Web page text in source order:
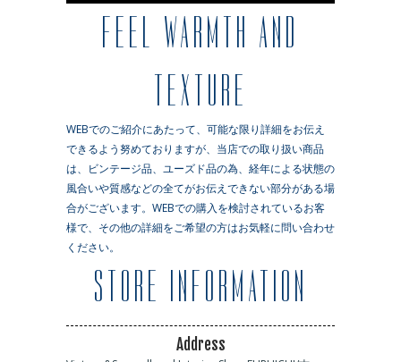
FEEL WARMTH AND
TEXTURE
WEBでのご紹介にあたって、可能な限り詳細をお伝え
できるよう努めておりますが、当店での取り扱い商品
は、ビンテージ品、ユーズド品の為、経年による状態の
風合いや質感などの全てがお伝えできない部分がある場
合がございます。WEBでの購入を検討されているお客
様で、その他の詳細をご希望の方はお気軽に問い合わせ
ください。
STORE INFORMATION
Address